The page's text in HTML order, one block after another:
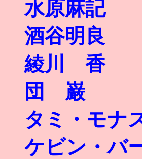
水原麻記
酒谷明良
綾川 香
団 巌
タミ・モナ
ケビン・バ